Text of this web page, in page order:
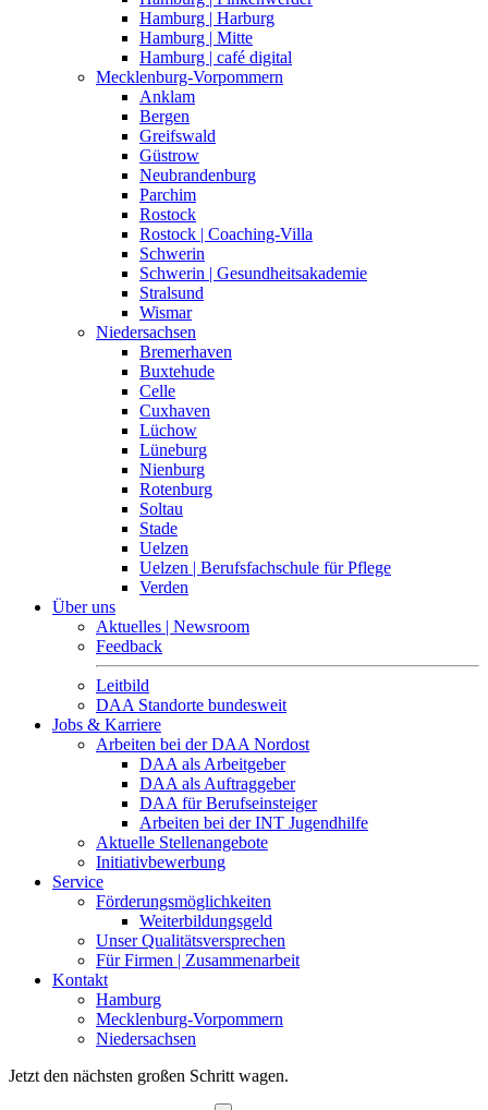
Hamburg | Harburg
Hamburg | Mitte
Hamburg | café digital
Mecklenburg-Vorpommern
Anklam
Bergen
Greifswald
Güstrow
Neubrandenburg
Parchim
Rostock
Rostock | Coaching-Villa
Schwerin
Schwerin | Gesundheitsakademie
Stralsund
Wismar
Niedersachsen
Bremerhaven
Buxtehude
Celle
Cuxhaven
Lüchow
Lüneburg
Nienburg
Rotenburg
Soltau
Stade
Uelzen
Uelzen | Berufsfachschule für Pflege
Verden
Über uns
Aktuelles | Newsroom
Feedback
Leitbild
DAA Standorte bundesweit
Jobs & Karriere
Arbeiten bei der DAA Nordost
DAA als Arbeitgeber
DAA als Auftraggeber
DAA für Berufseinsteiger
Arbeiten bei der INT Jugendhilfe
Aktuelle Stellenangebote
Initiativbewerbung
Service
Förderungsmöglichkeiten
Weiterbildungsgeld
Unser Qualitätsversprechen
Für Firmen | Zusammenarbeit
Kontakt
Hamburg
Mecklenburg-Vorpommern
Niedersachsen
Jetzt den nächsten großen Schritt wagen.